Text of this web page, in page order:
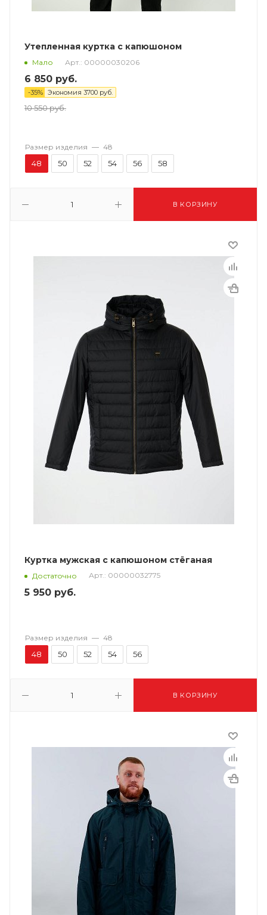
Утепленная куртка с капюшоном
Мало Арт.: 00000030206
6 850 руб.
-35% Экономия 3700 руб.
10 550руб.
В КОРЗИНУ
Размер изделия — 48
48 50 52 54 56 58
Куртка мужская с капюшоном стёганая
Достаточно Арт.: 00000032775
5 950 руб.
В КОРЗИНУ
Размер изделия — 48
48 50 52 54 56